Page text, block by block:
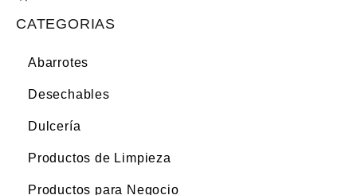
CATEGORIAS
Abarrotes
Desechables
Dulcería
Productos de Limpieza
Productos para Negocio